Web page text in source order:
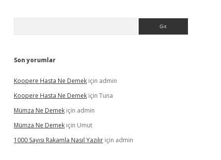
Son yorumlar
Koopere Hasta Ne Demek için admin
Koopere Hasta Ne Demek için Tuna
Mümza Ne Demek için admin
Mümza Ne Demek için Umut
1000 Sayısı Rakamla Nasıl Yazılır için admin